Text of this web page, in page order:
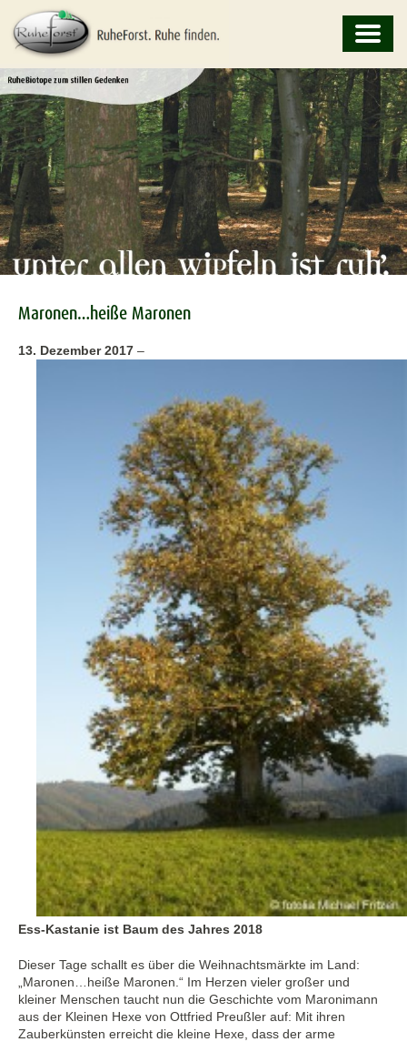
Maronen…heiße Maronen
13. Dezember 2017 –
Ess-Kastanie ist Baum des Jahres 2018
Dieser Tage schallt es über die Weihnachtsmärkte im Land:
„Maronen…heiße Maronen.“ Im Herzen vieler großer und
kleiner Menschen taucht nun die Geschichte vom Maronimann
aus der Kleinen Hexe von Ottfried Preußler auf: Mit ihren
Zauberkünsten erreicht die kleine Hexe, dass der arme